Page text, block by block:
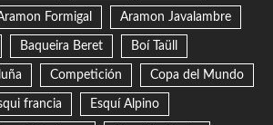
Formigal Aramon Javalambre
Baqueira Beret Boí Taüll
Competición Copa del Mundo
francia Esquí Alpino